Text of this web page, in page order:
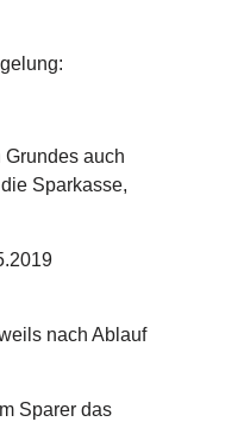
auch
Sparkasse,
nach Ablauf
Sparer das